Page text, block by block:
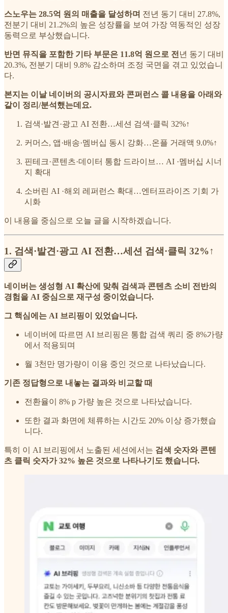
스노우는 28.5억 원의 매출을 달성하며 전년 동기 대비 27.8%,
전분기 대비 21.2%의 높은 성장률을 보여 가장 역동적인 성장
동력으로 부상했습니다.
반면 뮤직을 포함한 기타 부문은 11.8억 원으로 전 년 동기 대비
20.3%, 전분기 대비 9.8% 감소하며 조정 국면을 겪고 있었습니
다.
본지는 이날 네이버의 공시자료와 콘퍼런스 콜 내용을 아래와
같이 정리/분석했는데요.
검색·발견·광고 AI 전환…세션 검색·클릭 32%↑
커머스, 앱·배송·멤버십 동시 강화…온플 거래액 9.0%↑
핀테크·콘텐츠·데이터 통합 드라이브… AI ·멤버십 시너
지 확대
소버린 AI ·해외 레퍼런스 확대…엔터프라이즈 기회 가
시화
이 내용을 중심으로 오늘 글을 시작하겠습니다.
1. 검색·발견·광고 AI 전환…세션 검색·클릭 32%↑
네이버는 생성형 AI 확산에 맞춰 검색과 콘텐츠 소비 전반의
경험을 AI 중심으로 재구성 중이었습니다.
그 핵심에는 AI 브리핑이 있었습니다.
네이버에 따르면 AI 브리핑은 통합 검색 쿼리 중 8%가량
에서 적용되며
월 3천만 명가량이 이용 중인 것으로 나타났습니다.
기존 정답형으로 내놓는 결과와 비교할 때
전환율이 8% p 가량 높은 것으로 나타났습니다.
또한 결과 화면에 체류하는 시간도 20% 이상 증가했습
니다.
특히 이 AI 브리핑에서 노출된 세션에서는 검색 숫자와 콘텐
츠 클릭 숫자가 32% 높은 것으로 나타나기도 했습니다.